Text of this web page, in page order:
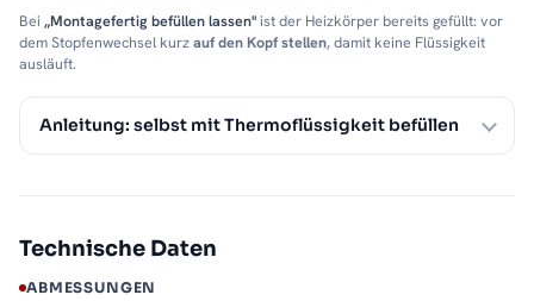
Bei „Montagefertig befüllen lassen"ist der Heizkörper bereits gefüllt: vor
dem Stopfenwechsel kurzauf den Kopf stellen, damit keine Flüssigkeit
ausläuft.
Anleitung: selbst mit Thermoflüssigkeit befüllen
Technische Daten
ABMESSUNGEN